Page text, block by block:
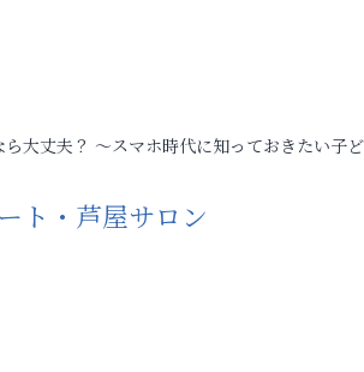
大丈夫？ ～スマホ時代に知っておきたい子
ト・芦屋サロン